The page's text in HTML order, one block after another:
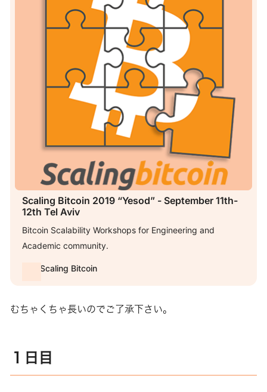
Scaling Bitcoin 2019 “Yesod” - September 11th-
12th Tel Aviv
Bitcoin Scalability Workshops for Engineering and
Academic community.
Scaling Bitcoin
むちゃくちゃ長いのでご了承下さい。
１日目